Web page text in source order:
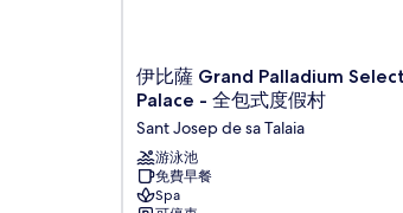
伊
比
Grand
Palladium
Select
Palace
伊比薩 Grand Palladium Select
Palace - 全包式度假村
Sant Josep de sa Talaia
游泳池
免費早餐
Spa